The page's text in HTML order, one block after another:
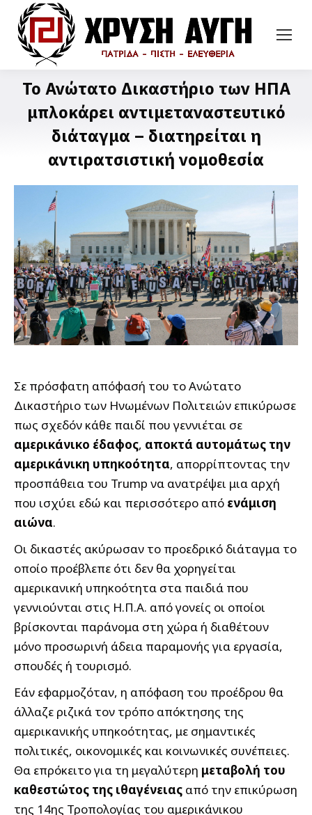
Το Ανώτατο Δικαστήριο των ΗΠΑ
μπλοκάρει αντιμεταναστευτικό
διάταγμα – διατηρείται η
αντιρατσιστική νομοθεσία
Σε πρόσφατη απόφασή του το Ανώτατο
Δικαστήριο των Ηνωμένων Πολιτειών επικύρωσε
πως σχεδόν κάθε παιδί που γεννιέται σε
αμερικάνικο έδαφος, αποκτά αυτομάτως την
αμερικάνικη υπηκοότητα, απορρίπτοντας την
προσπάθεια του Trump να ανατρέψει μια αρχή
που ισχύει εδώ και περισσότερο από ενάμιση
αιώνα.
Οι δικαστές ακύρωσαν το προεδρικό διάταγμα το
οποίο προέβλεπε ότι δεν θα χορηγείται
αμερικανική υπηκοότητα στα παιδιά που
γεννιούνται στις Η.Π.Α. από γονείς οι οποίοι
βρίσκονται παράνομα στη χώρα ή διαθέτουν
μόνο προσωρινή άδεια παραμονής για εργασία,
σπουδές ή τουρισμό.
Εάν εφαρμοζόταν, η απόφαση του προέδρου θα
άλλαζε ριζικά τον τρόπο απόκτησης της
αμερικανικής υπηκοότητας, με σημαντικές
πολιτικές, οικονομικές και κοινωνικές συνέπειες.
Θα επρόκειτο για τη μεγαλύτερη μεταβολή του
καθεστώτος της ιθαγένειας από την επικύρωση
της 14ης Τροπολογίας του αμερικάνικου